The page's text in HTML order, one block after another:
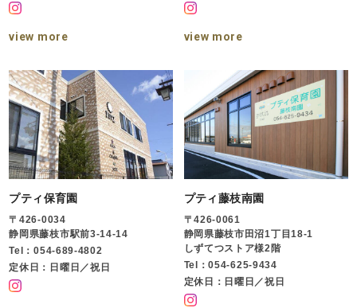
view more view more
プティ保育園
〒426-0034
静岡県藤枝市駅前3-14-14
Tel：054-689-4802
定休日：日曜日／祝日
プティ藤枝南園
〒426-0061
静岡県藤枝市田沼1丁目18-1
しずてつストア様2階
Tel：054-625-9434
定休日：日曜日／祝日